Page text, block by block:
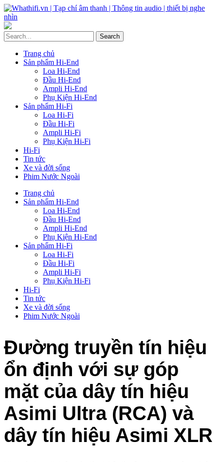
Trang chủ
Sản phẩm Hi-End
Loa Hi-End
Đầu Hi-End
Ampli Hi-End
Phụ Kiện Hi-End
Sản phẩm Hi-Fi
Loa Hi-Fi
Đầu Hi-Fi
Ampli Hi-Fi
Phụ Kiện Hi-Fi
Hi-Fi
Tin tức
Xe và đời sống
Phim Nước Ngoài
Trang chủ
Sản phẩm Hi-End
Loa Hi-End
Đầu Hi-End
Ampli Hi-End
Phụ Kiện Hi-End
Sản phẩm Hi-Fi
Loa Hi-Fi
Đầu Hi-Fi
Ampli Hi-Fi
Phụ Kiện Hi-Fi
Hi-Fi
Tin tức
Xe và đời sống
Phim Nước Ngoài
Đường truyền tín hiệu
ổn định với sự góp
mặt của dây tín hiệu
Asimi Ultra (RCA) và
dây tín hiệu Asimi XLR